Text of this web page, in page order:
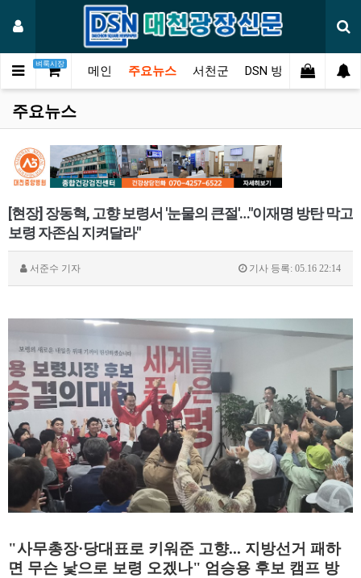
벼룩시장
메인 주요뉴스 서천군 DSN 방송 오피니언
주요뉴스
[현장] 장동혁, 고향 보령서 '눈물의 큰절'…"이재명 방탄 막고
보령 자존심 지켜달라"
서준수 기자 기사 등록: 05.16 22:14
"사무총장·당대표로 키워준 고향... 지방선거 패하
면 무슨 낯으로 보령 오겠나" 엄승용 후보 캠프 방